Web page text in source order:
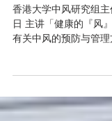
的预防、
香港大学中风研究组主
加！ 主题：健康的「
管理及康复支援 日期